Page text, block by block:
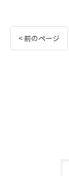
< 前のページ